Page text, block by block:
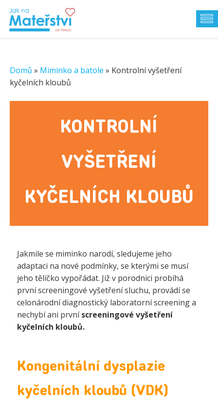
Domů » Miminko a batole » Kontrolní vyšetření
kyčelních kloubů
KONTROLNÍ
VYŠETŘENÍ
KYČELNÍCH KLOUBŮ
Jakmile se miminko narodí, sledujeme jeho
adaptaci na nové podmínky, se kterými se musí
jeho tělíčko vypořádat. Již v porodnici probíhá
první screeningové vyšetření sluchu, provádí se
celonárodní diagnostický laboratorní screening a
nechybí ani prvníscreeningové vyšetření
kyčelních kloubů.
Kongenitální dysplazie
kyčelních kloubů (VDK)